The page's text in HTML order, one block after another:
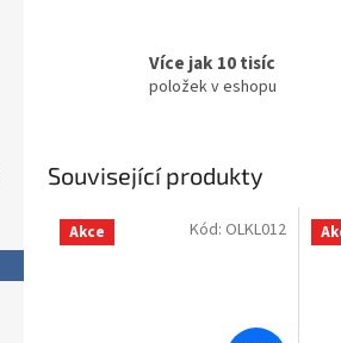
Více jak 10 tisíc
položek v eshopu
Související produkty
Akce Kód: OLKL012